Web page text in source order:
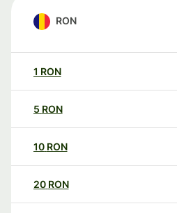
RON
1 RON
5 RON
10 RON
20 RON